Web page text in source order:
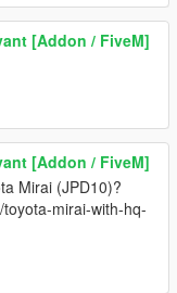
[Addon / FiveM]
[Addon / FiveM]
Mirai (JPD10)?
mirai-with-hq-